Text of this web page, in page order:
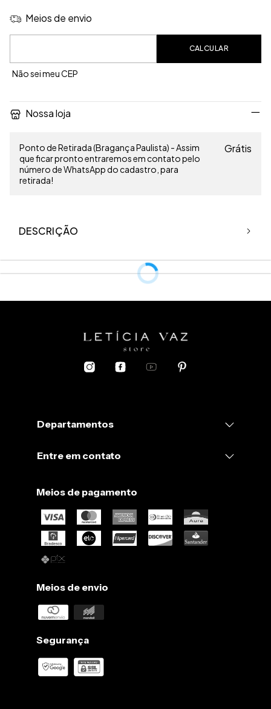
Meios de envio
Entregas para o CEP:
CALCULAR
Não sei meu CEP
Nossa loja
Ponto de Retirada (Bragança Paulista) - Assim
que ficar pronto entraremos em contato pelo
número de WhatsApp do cadastro, para
retirada!
Grátis
DESCRIÇÃO
Top inspirado no desenho de concha com diversas pregas e forro
Departamentos
Entre em contato
Meios de pagamento
Meios de envio
Segurança